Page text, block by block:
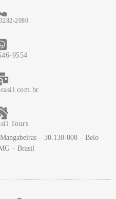
2080
9554
Tours
– 30.130-008 – Belo
– Brasil